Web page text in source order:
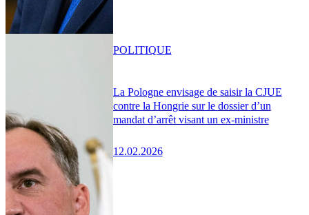
La Pologne envisage de saisir la CJUE
contre la Hongrie sur le dossier d’un
mandat d’arrêt visant un ex-ministre
12.02.2026
POLITIQUE